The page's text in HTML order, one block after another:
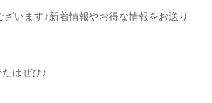
います♪新着情報やお得な情報をお送り
はぜひ♪